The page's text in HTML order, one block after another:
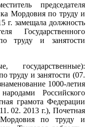
председателя
Мордовия по труду и
г. замещала должность
Государственного
труду и занятости
государственные):
труду и занятости (07.
1000-летия
Российского
грамота Федерации
02. 2013 г.), Почетная
Мордовия по труду и